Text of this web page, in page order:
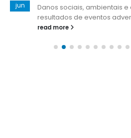
jun
Danos sociais, ambientais
resultados de eventos
read more